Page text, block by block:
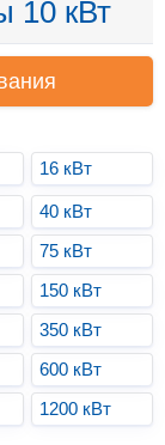
10 кВт
16 кВт
40 кВт
75 кВт
150 кВт
350 кВт
600 кВт
1200 кВт